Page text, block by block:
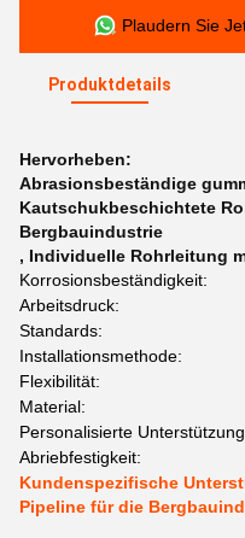
Plaudern Sie
Produktdetails
Hervorheben:
Abrasionsbeständige
Kautschukbeschichtete
Bergbauindustrie
, Individuelle Rohrleitung
Korrosionsbeständigkeit:
Arbeitsdruck:
Standards:
Installationsmethode:
Flexibilität:
Material:
Personalisierte
Abriebfestigkeit:
Kundenspezifische
Pipeline für die